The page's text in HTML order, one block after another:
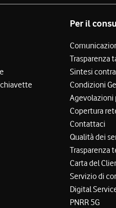
Per il
Trasparenza
Sintesi
Condizioni
Agevolazioni
Copertura
Contattaci
Qualità dei
Trasparenza
Carta del
Servizio di
Digital
PNRR 5G